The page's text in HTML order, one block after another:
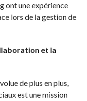
ont une expérience
lors de la gestion de
et la
de plus en plus,
est une mission